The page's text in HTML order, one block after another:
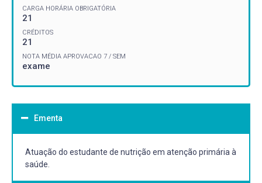
CARGA HORÁRIA OBRIGATÓRIA
21
CRÉDITOS
21
NOTA MÉDIA APROVACAO 7 / SEM
exame
Ementa
Atuação do estudante de nutrição em atenção primária à
saúde.